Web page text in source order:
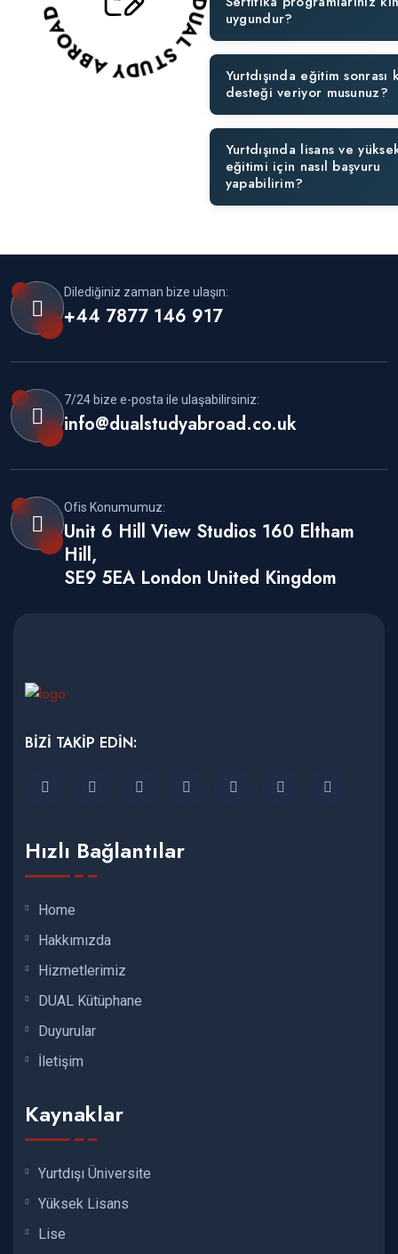
uygundur?
Yurtdışında eğitim sonrası
desteği veriyor musunuz?
Yurtdışında lisans ve
eğitimi için nasıl başvuru
yapabilirim?
Dilediğiniz zaman bize ulaşın:
+44 7877 146 917
7/24 bize e-posta ile ulaşabilirsiniz:
info@dualstudyabroad.co.uk
Ofis Konumumuz:
Unit 6 Hill View Studios 160 Eltham
Hill,
SE9 5EA London United Kingdom
BİZİ TAKİP EDİN:
Hızlı Bağlantılar
Home
Hakkımızda
Hizmetlerimiz
DUAL Kütüphane
Duyurular
İletişim
Kaynaklar
Yurtdışı Üniversite
Yüksek Lisans
Lise